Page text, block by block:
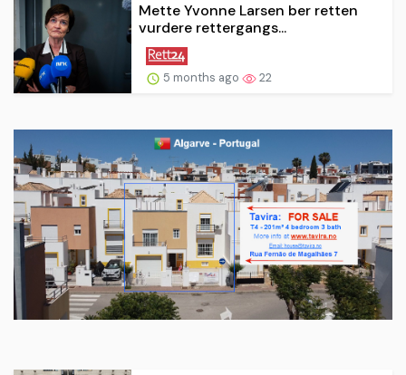
Mette Yvonne Larsen ber retten
vurdere rettergangs...
5 months ago 22